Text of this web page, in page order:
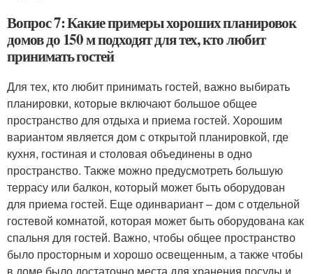
Вопрос 7: Какие примеры хороших планировок
домов до 150 м подходят для тех, кто любит
принимать гостей
Для тех, кто любит принимать гостей, важно выбирать
планировки, которые включают большое общее
пространство для отдыха и приема гостей. Хорошим
вариантом является дом с открытой планировкой, где
кухня, гостиная и столовая объединены в одно
пространство. Также можно предусмотреть большую
террасу или балкон, который может быть оборудован
для приема гостей. Еще одинвариант – дом с отдельной
гостевой комнатой, которая может быть оборудована как
спальня для гостей. Важно, чтобы общее пространство
было просторным и хорошо освещенным, а также чтобы